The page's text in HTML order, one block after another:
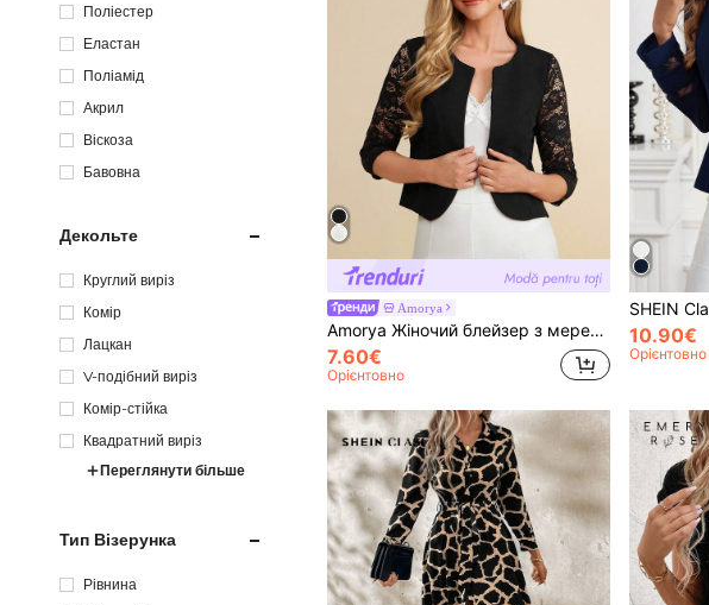
Поліестер
Еластан
Поліамід
Акрил
Віскоза
Бавовна
Декольте
Круглий виріз
Комір
Лацкан
V-подібний виріз
Комір-стійка
Квадратний виріз
Переглянути більше
Тип Візерунка
Рівнина
Amorya
Amorya Жіночий блейзер з мереживним принтом у стилі печворк з відкритим фронтом, осінь/зима/весна
7.60€
Орієнтовно
10.90€
Орієнтовно